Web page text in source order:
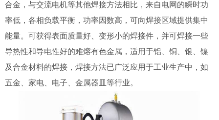
合金，与交流电机等其他焊接方法相比，来自电网的瞬时功
率低，各相负载平衡，功率因数高，可向焊接区域提供集中
能量。可获得表面质量好、变形小的焊接件，并可焊接一些
导热性和导电性好的难熔有色金属，适用于铝、铜、银、镍
及合金材料的焊接，焊接方法已广泛应用于工业生产中，如
五金、家电、电子、金属器皿等行业。